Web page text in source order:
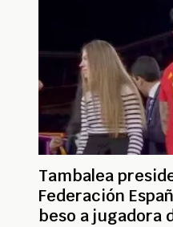
Tambalea
Federación
beso a jugadora